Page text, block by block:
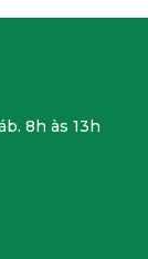
8h às 13h